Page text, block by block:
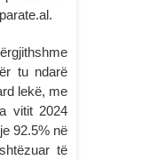
tu ndarë
lekë, me
vitit 2024
92.5% në
të